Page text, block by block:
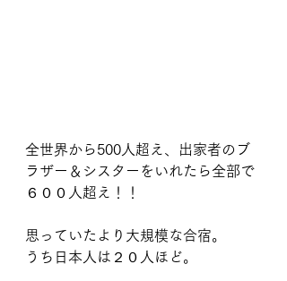
全世界から500人超え、出家者のブ
ラザー＆シスターをいれたら全部で
６００人超え！！
思っていたより大規模な合宿。
うち日本人は２０人ほど。